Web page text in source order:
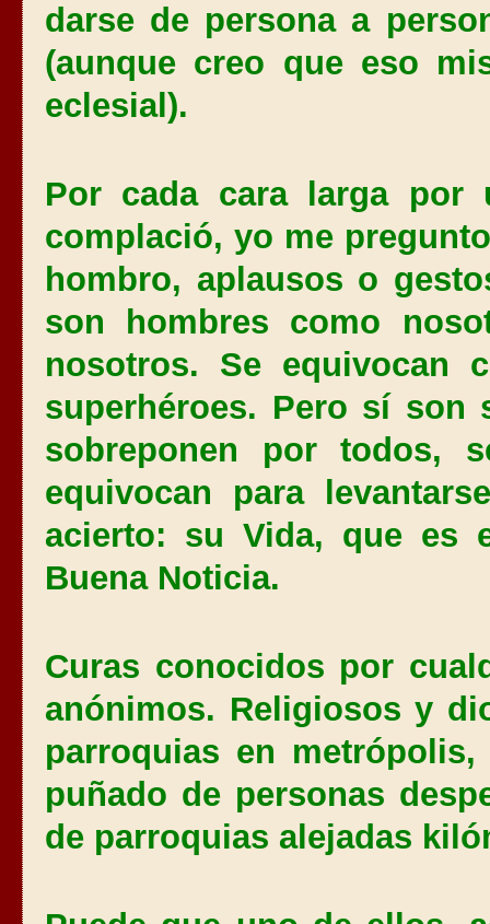
darse de persona a
(aunque creo que eso
eclesial).
Por cada cara larga
complació, yo me
hombro, aplausos o
son hombres como
nosotros. Se equivocan
superhéroes. Pero sí son
sobreponen por todos,
equivocan para
acierto: su Vida, que es
Buena Noticia.
Curas conocidos por
anónimos. Religiosos y
parroquias en
puñado de personas
de parroquias alejadas